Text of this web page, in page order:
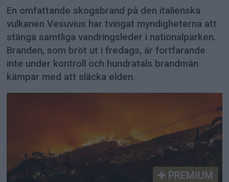
En omfattande skogsbrand på den italienska
vulkanen Vesuvius har tvingat myndigheterna att
stänga samtliga vandringsleder i nationalparken.
Branden, som bröt ut i fredags, är fortfarande
inte under kontroll och hundratals brandmän
kämpar med att släcka elden.
PREMIUM